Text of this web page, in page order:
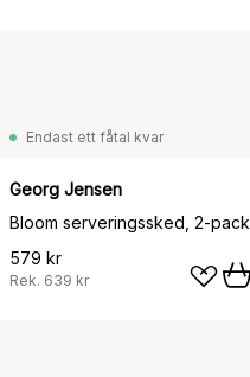
Endast ett fåtal kvar
Georg Jensen
Bloom serveringssked, 2-pack
579 kr
Rek. 639 kr